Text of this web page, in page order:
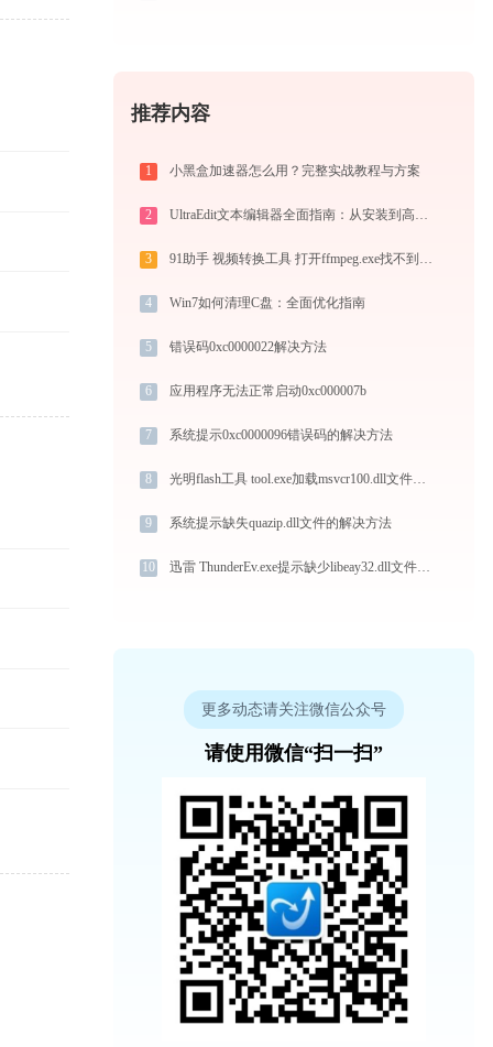
推荐内容
1 小黑盒加速器怎么用？完整实战教程与方案
2 UltraEdit文本编辑器全面指南：从安装到高级技巧一篇就够（附快捷键大全）
3 91助手 视频转换工具 打开ffmpeg.exe找不到avdevice-58.dll怎么办
4 Win7如何清理C盘：全面优化指南
5 错误码0xc0000022解决方法
6 应用程序无法正常启动0xc000007b
7 系统提示0xc0000096错误码的解决方法
8 光明flash工具 tool.exe加载msvcr100.dll文件丢失处理办法
9 系统提示缺失quazip.dll文件的解决方法
10 迅雷 ThunderEv.exe提示缺少libeay32.dll文件的解决办法
更多动态请关注微信公众号
请使用微信“扫一扫”